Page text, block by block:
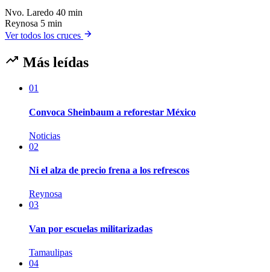
Nvo. Laredo 40 min
Reynosa 5 min
Ver todos los cruces
Más leídas
01
Convoca Sheinbaum a reforestar México
Noticias
02
Ni el alza de precio frena a los refrescos
Reynosa
03
Van por escuelas militarizadas
Tamaulipas
04